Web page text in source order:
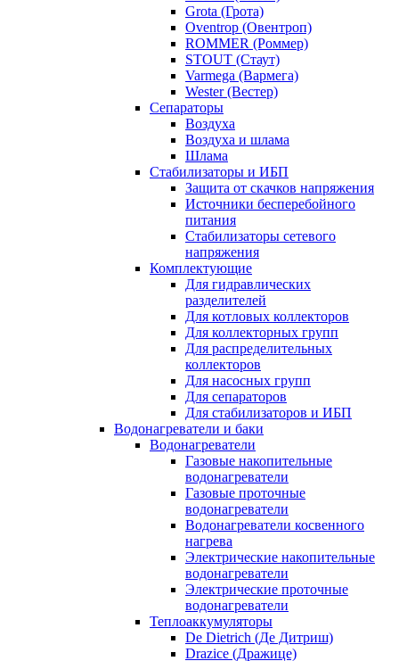
Grota (Грота)
Oventrop (Овентроп)
ROMMER (Роммер)
STOUT (Стаут)
Varmega (Вармега)
Wester (Вестер)
Сепараторы
Воздуха
Воздуха и шлама
Шлама
Стабилизаторы и ИБП
Защита от скачков напряжения
Источники бесперебойного
питания
Стабилизаторы сетевого
напряжения
Комплектующие
Для гидравлических
разделителей
Для котловых коллекторов
Для коллекторных групп
Для распределительных
коллекторов
Для насосных групп
Для сепараторов
Для стабилизаторов и ИБП
Водонагреватели и баки
Водонагреватели
Газовые накопительные
водонагреватели
Газовые проточные
водонагреватели
Водонагреватели косвенного
нагрева
Электрические накопительные
водонагреватели
Электрические проточные
водонагреватели
Теплоаккумуляторы
De Dietrich (Де Дитриш)
Drazice (Дражице)